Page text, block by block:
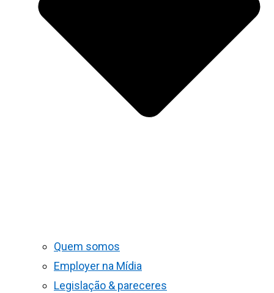
Quem somos
Employer na Mídia
Legislação & pareceres